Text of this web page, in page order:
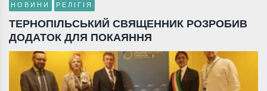
НОВИНИ РЕЛІГІЯ
ТЕРНОПІЛЬСЬКИЙ СВЯЩЕННИК РОЗРОБИВ
ДОДАТОК ДЛЯ ПОКАЯННЯ